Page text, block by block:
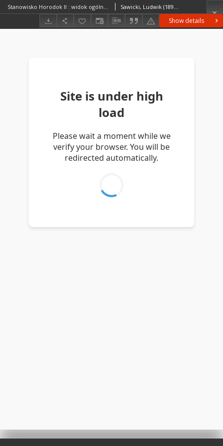
Show details
Stanowisko Horodok II : widok ogólny na miejsce rozkopywań Sawicki, Ludwik (1893–1972)